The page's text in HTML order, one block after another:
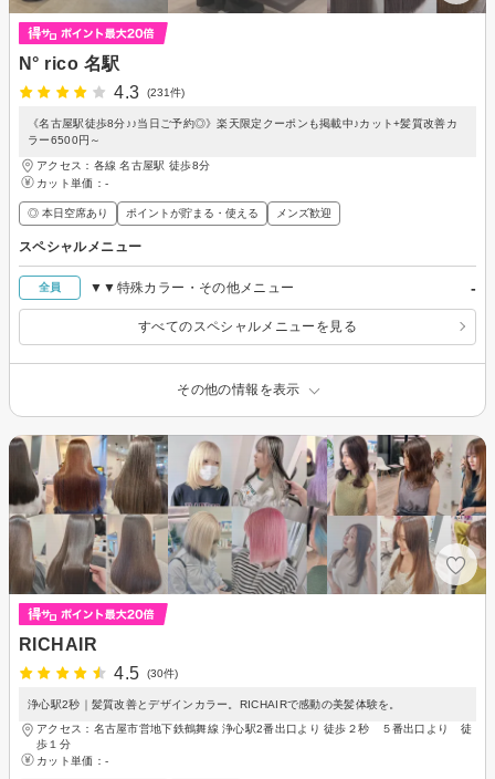
N° rico 名駅
4.3
(231件)
《名古屋駅徒歩8分♪♪当日ご予約◎》楽天限定クーポンも掲載中♪カット+髪質改善カ
ラー6500円～
アクセス：各線 名古屋駅 徒歩8分
カット単価： -
◎ 本日空席あり ポイントが貯まる・使える メンズ歓迎
スペシャルメニュー
全員 ▼▼特殊カラー・その他メニュー -
すべてのスペシャルメニューを見る
その他の情報を表示
RICHAIR
4.5
(30件)
浄心駅2秒｜髪質改善とデザインカラー。RICHAIRで感動の美髪体験を。
アクセス：名古屋市営地下鉄鶴舞線 浄心駅2番出口より 徒歩２秒 ５番出口より 徒
歩１分
カット単価： -